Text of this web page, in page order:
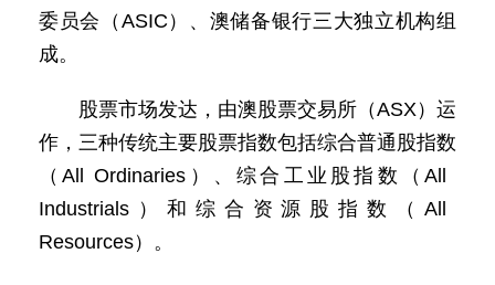
委员会（ASIC）、澳储备银行三大独立机构组
成。
股票市场发达，由澳股票交易所（ASX）运
作，三种传统主要股票指数包括综合普通股指数
（All Ordinaries）、综合工业股指数（All
Industrials）和综合资源股指数（All
Resources）。